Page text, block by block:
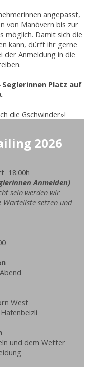
angepasst,
von Manövern bis zur
möglich. Damit sich die
kann, dürft ihr gerne
der Anmeldung in die
Platz auf
die Gschwinder»!
2026
18.00h
Anmelden)
sein werden wir
Warteliste setzen und
West
und dem Wetter